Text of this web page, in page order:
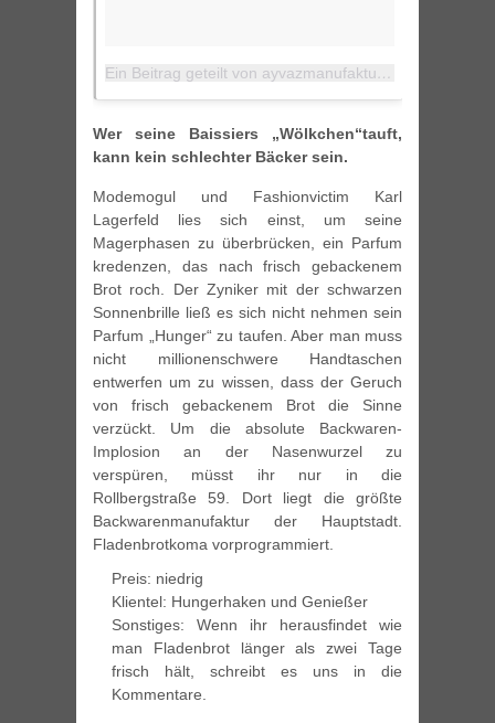
Wer seine Baissiers „Wölkchen“tauft,
kann kein schlechter Bäcker sein.
Modemogul und Fashionvictim Karl
Lagerfeld lies sich einst, um seine
Magerphasen zu überbrücken, ein Parfum
kredenzen, das nach frisch gebackenem
Brot roch. Der Zyniker mit der schwarzen
Sonnenbrille ließ es sich nicht nehmen sein
Parfum „Hunger“ zu taufen. Aber man muss
nicht millionenschwere Handtaschen
entwerfen um zu wissen, dass der Geruch
von frisch gebackenem Brot die Sinne
verzückt. Um die absolute Backwaren-
Implosion an der Nasenwurzel zu
verspüren, müsst ihr nur in die
Rollbergstraße 59. Dort liegt die größte
Backwarenmanufaktur der Hauptstadt.
Fladenbrotkoma vorprogrammiert.
Preis: niedrig
Klientel: Hungerhaken und Genießer
Sonstiges: Wenn ihr herausfindet wie
man Fladenbrot länger als zwei Tage
frisch hält, schreibt es uns in die
Kommentare.